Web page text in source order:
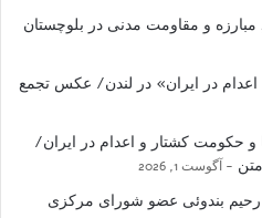
مبارزه و مقاومت مدنی در بلوچستان
اعدام در ایران» در لندن/ عکس تجمع
و حکومت کشتار و اعدام در ایران/
آگوست 1, 2026
رحیم بندوئی عضو شورای مرکزی